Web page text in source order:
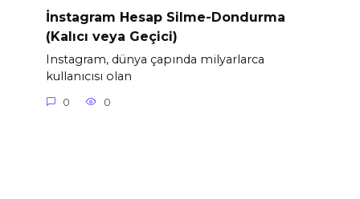
İnstagram Hesap Silme-Dondurma
(Kalıcı veya Geçici)
Instagram, dünya çapında milyarlarca
kullanıcısı olan
0 0